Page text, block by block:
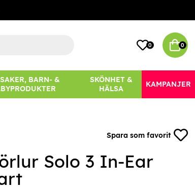
0 0
BARN- &
SKÖNHET &
HÄLSA
KAMPANJER
Spara som favorit
Solo 3 In-Ear